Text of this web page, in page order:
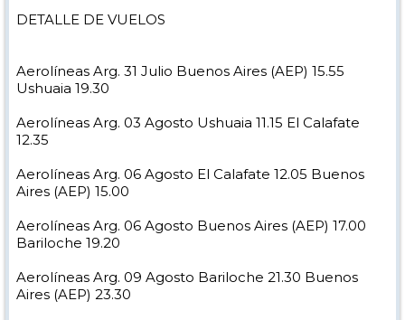
DETALLE DE VUELOS
Aerolíneas Arg. 31 Julio Buenos Aires (AEP) 15.55
Ushuaia 19.30
Aerolíneas Arg. 03 Agosto Ushuaia 11.15 El Calafate
12.35
Aerolíneas Arg. 06 Agosto El Calafate 12.05 Buenos
Aires (AEP) 15.00
Aerolíneas Arg. 06 Agosto Buenos Aires (AEP) 17.00
Bariloche 19.20
Aerolíneas Arg. 09 Agosto Bariloche 21.30 Buenos
Aires (AEP) 23.30